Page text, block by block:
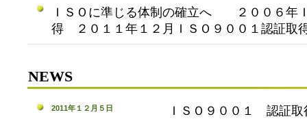
ＩＳＯに準じる体制の確立へ ２００６年
得 ２０１１年１２月ＩＳＯ９００１認証取
NEWS
2011年１２月５日 ＩＳＯ９００１ 認証取